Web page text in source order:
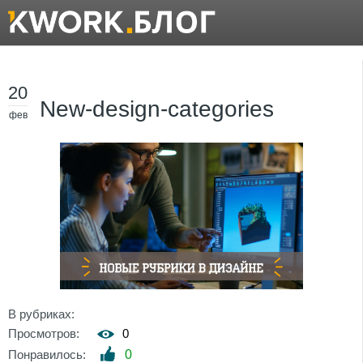
20
фев New-design-categories
В рубриках:
Просмотров:
0
Понравилось:
0